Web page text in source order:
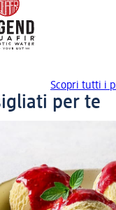
Scopri tutti i
per te